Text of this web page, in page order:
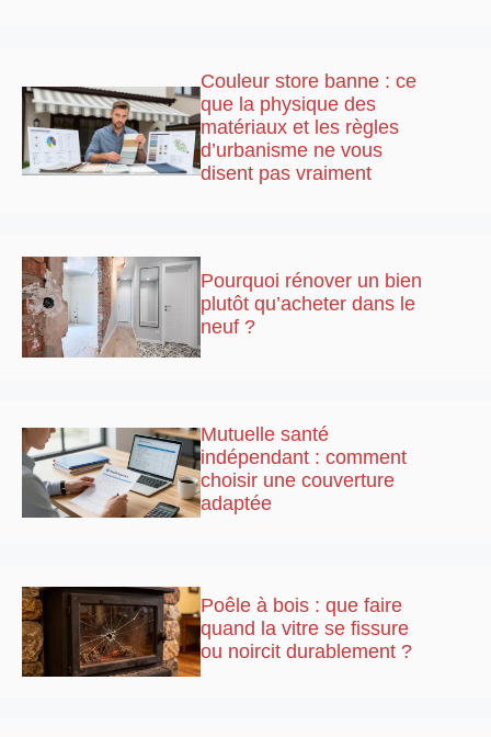
Couleur store banne : ce
que la physique des
matériaux et les règles
d’urbanisme ne vous
disent pas vraiment
Pourquoi rénover un bien
plutôt qu’acheter dans le
neuf ?
Mutuelle santé
indépendant : comment
choisir une couverture
adaptée
Poêle à bois : que faire
quand la vitre se fissure
ou noircit durablement ?